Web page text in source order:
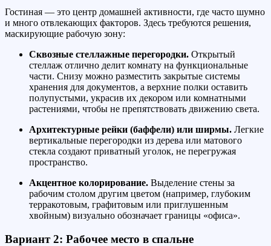
Гостиная — это центр домашней активности, где часто шумно
и много отвлекающих факторов. Здесь требуются решения,
маскирующие рабочую зону:
Сквозные стеллажные перегородки. Открытый
стеллаж отлично делит комнату на функциональные
части. Снизу можно разместить закрытые системы
хранения для документов, а верхние полки оставить
полупустыми, украсив их декором или комнатными
растениями, чтобы не препятствовать движению света.
Архитектурные рейки (баффели) или ширмы. Легкие
вертикальные перегородки из дерева или матового
стекла создают приватный уголок, не перегружая
пространство.
Акцентное колорирование. Выделение стены за
рабочим столом другим цветом (например, глубоким
терракотовым, графитовым или приглушенным
хвойным) визуально обозначает границы «офиса».
Вариант 2: Рабочее место в спальне